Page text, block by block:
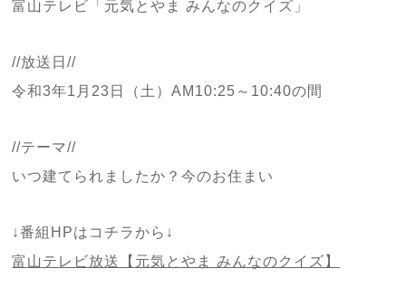
富山テレビ「元気とやま みんなのクイズ」
//放送日//
令和3年1月23日（土）AM10:25～10:40の間
//テーマ//
いつ建てられましたか？今のお住まい
↓番組HPはコチラから↓
富山テレビ放送【元気とやま みんなのクイズ】